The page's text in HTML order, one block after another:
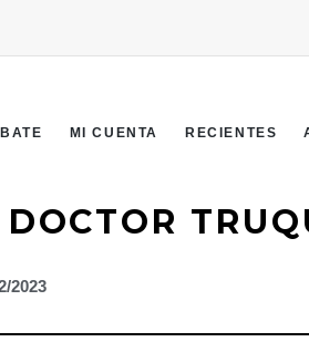
MI CUENTA RECIENTES
2023